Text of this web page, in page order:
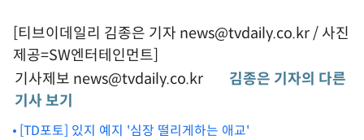
[티브이데일리 김종은 기자 news@tvdaily.co.kr / 사진
제공=SW엔터테인먼트]
기사제보 news@tvdaily.co.kr 김종은 기자의 다른
기사 보기
[TD포토] 있지 예지 '심장 떨리게하는 애교'